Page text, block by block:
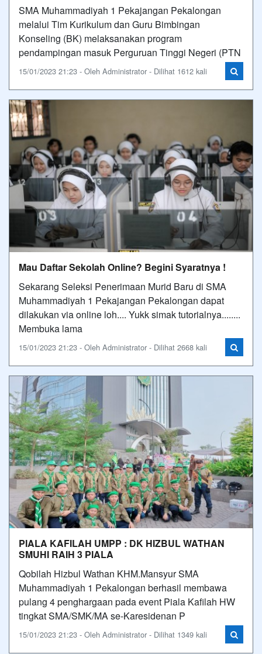
SMA Muhammadiyah 1 Pekajangan Pekalongan
melalui Tim Kurikulum dan Guru Bimbingan
Konseling (BK) melaksanakan program
pendampingan masuk Perguruan Tinggi Negeri (PTN
15/01/2023 21:23 - Oleh Administrator - Dilihat 1612 kali
Mau Daftar Sekolah Online? Begini Syaratnya !
Sekarang Seleksi Penerimaan Murid Baru di SMA
Muhammadiyah 1 Pekajangan Pekalongan dapat
dilakukan via online loh.... Yukk simak tutorialnya........
Membuka lama
15/01/2023 21:23 - Oleh Administrator - Dilihat 2668 kali
PIALA KAFILAH UMPP : DK HIZBUL WATHAN
SMUHI RAIH 3 PIALA
Qobilah Hizbul Wathan KHM.Mansyur SMA
Muhammadiyah 1 Pekalongan berhasil membawa
pulang 4 penghargaan pada event Piala Kafilah HW
tingkat SMA/SMK/MA se-Karesidenan P
15/01/2023 21:23 - Oleh Administrator - Dilihat 1349 kali